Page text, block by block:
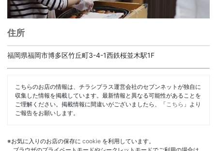
住所
福岡県福岡市博多区竹丘町3-4-1西鉄桜並木駅1F
こちらのお店の情報は、チラシプラス運営会社のセブンネットが独自に
収集した情報を掲載しています。最新情報と異なる可能性があることを
ご理解ください。掲載情報に間違いがございましたら、「 こちら 」より
ご報告をお願いします。
※お気に入りのお店の保存に cookie を利用しています。